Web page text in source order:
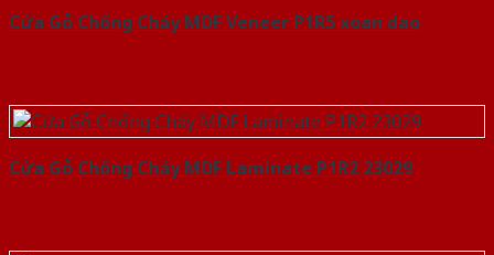
Cửa Gỗ Chống Cháy MDF Veneer P1R5 xoan dao
Cửa Gỗ Chống Cháy MDF Laminate P1R2 23029